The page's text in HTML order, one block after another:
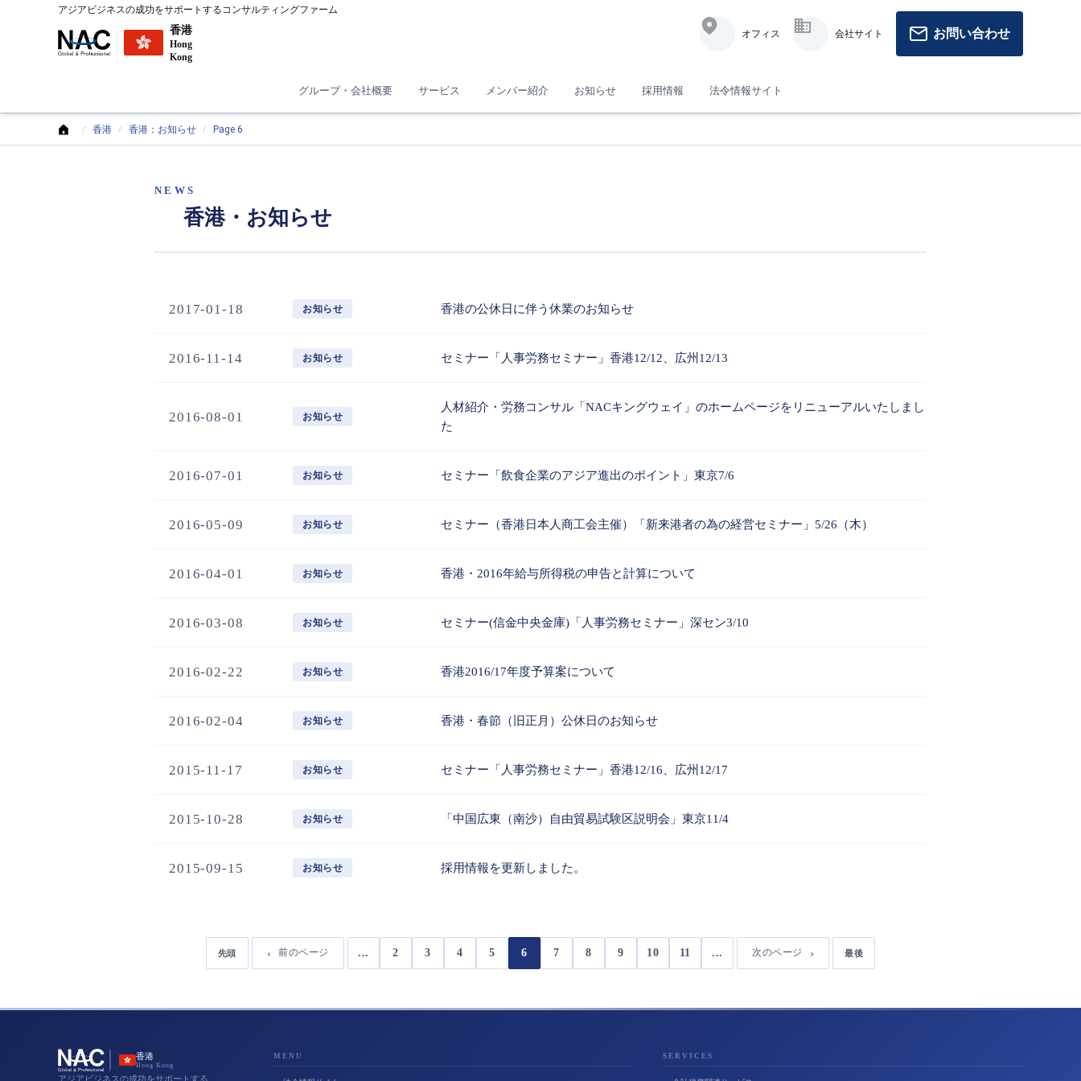
アジアビジネスの成功をサポートするコンサルティングファーム
香港
Hong
Kong
オフィス 会社サイト お問い合わせ
グループ・会社概要 サービス メンバー紹介 お知らせ 採用情報 法令情報サイト
香港 香港：お知らせ Page 6
NEWS
香港・お知らせ
2017-01-18 お知らせ 香港の公休日に伴う休業のお知らせ
2016-11-14 お知らせ セミナー「人事労務セミナー」香港12/12、広州12/13
2016-08-01 お知らせ
人材紹介・労務コンサル「NACキングウェイ」のホームページをリニューアルいたしまし
た
2016-07-01 お知らせ セミナー「飲食企業のアジア進出のポイント」東京7/6
2016-05-09 お知らせ セミナー（香港日本人商工会主催）「新来港者の為の経営セミナー」5/26（木）
2016-04-01 お知らせ 香港・2016年給与所得税の申告と計算について
2016-03-08 お知らせ セミナー(信金中央金庫)「人事労務セミナー」深セン3/10
2016-02-22 お知らせ 香港2016/17年度予算案について
2016-02-04 お知らせ 香港・春節（旧正月）公休日のお知らせ
2015-11-17 お知らせ セミナー「人事労務セミナー」香港12/16、広州12/17
2015-10-28 お知らせ 「中国広東（南沙）自由貿易試験区説明会」東京11/4
2015-09-15 お知らせ 採用情報を更新しました。
先頭 前のページ ... 2 3 4 5 6 7 8 9 10 11 ... 次のページ 最後
香港
Hong Kong
MENU SERVICES